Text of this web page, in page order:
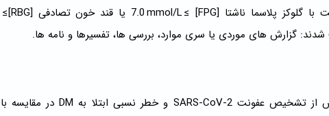
دیابت تعریف شده است (بدون سابقه قبلی دیابت با گلوکز پلاسما ناشتا [FPG] ≥ 7.0 mmol/L یا قند خون تصادفی [RBG]≥
پیامد اولیه، بروز DM تازه تشخیص داده شده پس از تشخیص عفونت SARS-CoV-2 و خطر نسبی ابتلا به DM در مقایسه با